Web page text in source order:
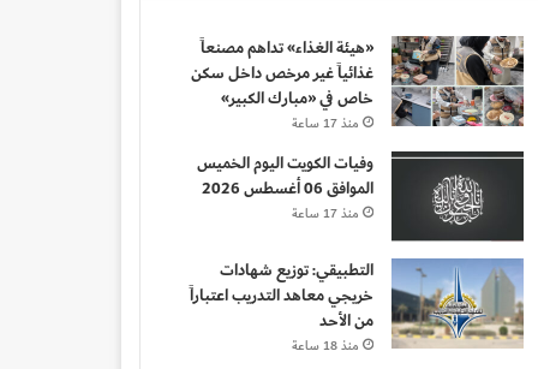
«هيئة الغذاء» تداهم مصنعاً
غذائياً غير مرخص داخل سكن
خاص في «مبارك الكبير»
منذ 17 ساعة
وفيات الكويت اليوم الخميس
الموافق 06 أغسطس 2026
منذ 17 ساعة
التطبيقي: توزيع شهادات
خريجي معاهد التدريب اعتباراً
من الأحد
منذ 18 ساعة